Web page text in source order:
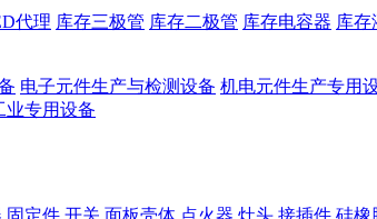
代理 库存三极管 库存二极管 库存电容器 库存
电子元件生产与检测设备 机电元件生产专用
业专用设备
固定件 开关 面板壳体 点火器 灶头 接插件 硅橡